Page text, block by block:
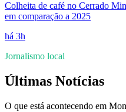
Colheita de café no Cerrado
em comparação a 2025
há 3h
Jornalismo local
Últimas Notícias
O que está acontecendo em